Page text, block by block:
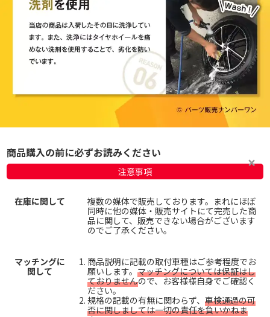
商品購入の前に必ずお読みください
注意事項
在庫に関して
複数の媒体で販売しております。まれにほぼ
同時に他の媒体・販売サイトにて完売した商
品に関して、販売できない場合がございます
のでご了承ください。
マッチングに
関して
商品説明に記載の取付車種はご参考程度でお
願いします。 マッチングについては保証はし
ておりませんので、お客様様自身でご確認く
ださい。
規格の記載の有無に関わらず、 車検通過の可
否に関しましては一切の責任を負いかねま